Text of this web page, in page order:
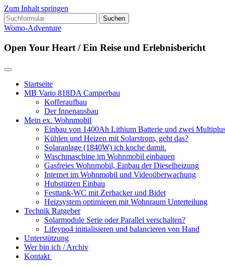
Zum Inhalt springen
Suchen
nach:
Womo-Adventure
Open Your Heart / Ein Reise und Erlebnisbericht
Startseite
MB Vario 818DA Camperbau
Kofferaufbau
Der Innenausbau
Mein ex. Wohnmobil
Einbau von 1400Ah Lithium Batterie und zwei
Kühlen und Heizen mit Solarstrom, geht das?
Solaranlage (1840W) ich koche damit.
Waschmaschine im Wohnmobil einbauen
Gasfreies Wohnmobil, Einbau der Dieselheizung
Internet im Wohnmobil und Videoüberwachung
Hubstützen Einbau
Festtank-WC mit Zerhacker und Bidet
Heizsystem optimieren mit Wohnraum Unterteilung
Technik Ratgeber
Solarmodule Serie oder Parallel verschalten?
Lifeypo4 initialisieren und balancieren von Hand
Unterstützung
Wer bin ich / Archiv
Kontakt